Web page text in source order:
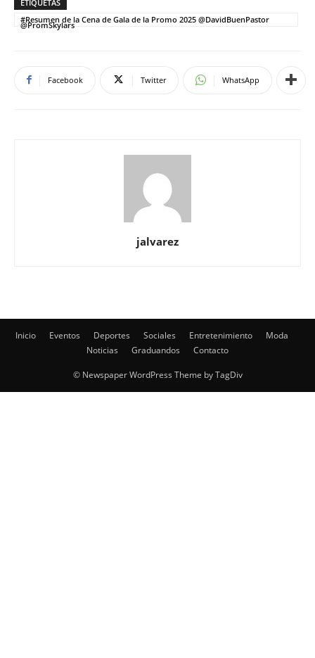
ETIQUETAS
#Resumen de la Cena de Gala de la Promo 2025 @DavidBuenPastor
@PromSkylars
Facebook Twitter WhatsApp
jalvarez
Inicio Eventos Deportes Sociales Entretenimiento
Moda
Noticias
Graduandos Contacto
© Newspaper WordPress Theme by TagDiv